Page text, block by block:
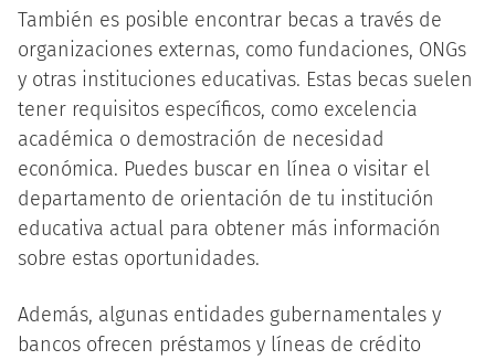
También es posible encontrar becas a través de
organizaciones externas, como fundaciones, ONGs
y otras instituciones educativas. Estas becas suelen
tener requisitos específicos, como excelencia
académica o demostración de necesidad
económica. Puedes buscar en línea o visitar el
departamento de orientación de tu institución
educativa actual para obtener más información
sobre estas oportunidades.
Además, algunas entidades gubernamentales y
bancos ofrecen préstamos y líneas de crédito